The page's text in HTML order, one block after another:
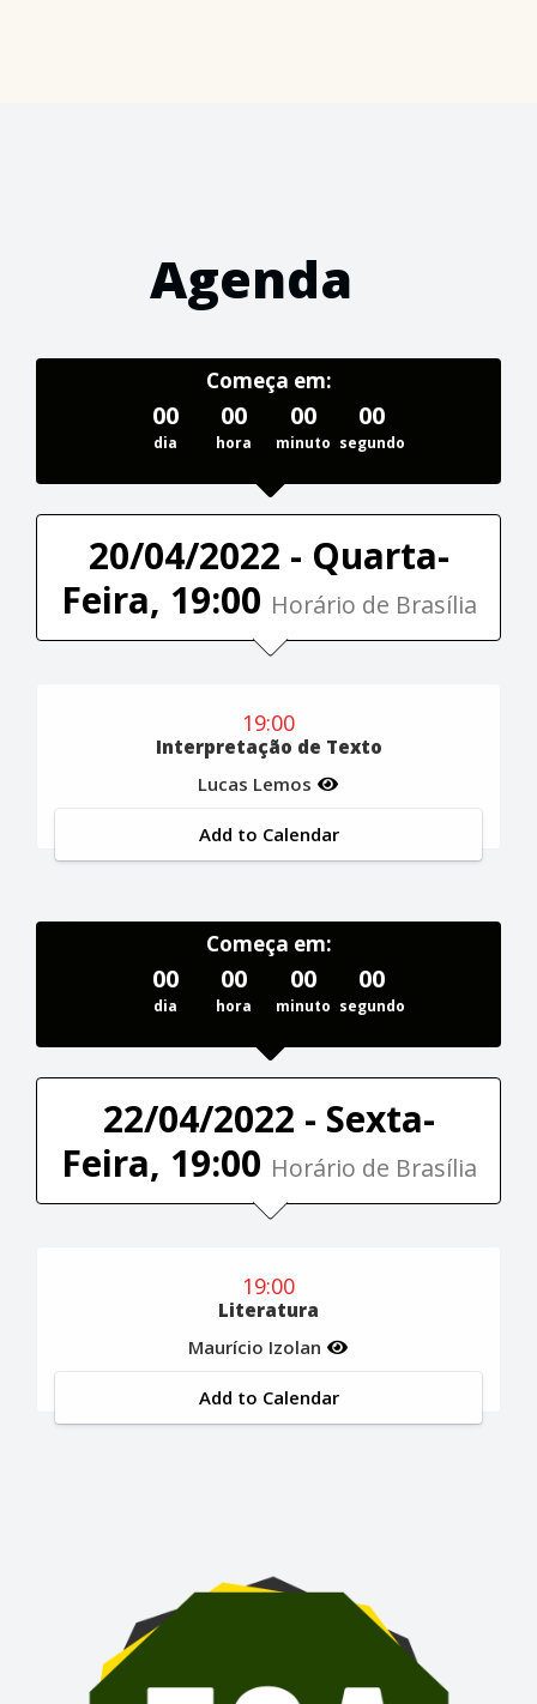
Agenda
Começa em:
00
dia
00
hora
00
minuto
00
segundo
20/04/2022 - Quarta-
Feira, 19:00 Horário de Brasília
19:00
Interpretação de Texto
Lucas Lemos
Add to Calendar
Começa em:
00
dia
00
hora
00
minuto
00
segundo
22/04/2022 - Sexta-
Feira, 19:00 Horário de Brasília
19:00
Literatura
Maurício Izolan
Add to Calendar